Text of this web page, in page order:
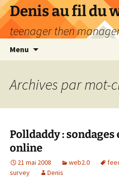
Aller
au
contenu
Denis au fil du
teenager then
Menu
Archives par mot-
Polldaddy : sondages
online
21 mai 2008 web2.0
survey
Denis